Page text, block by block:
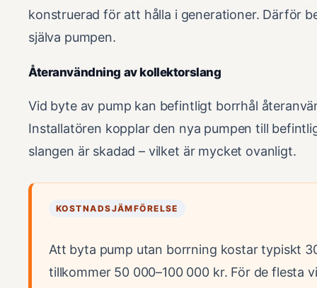
konstruerad för att hålla i generationer. Därför
själva pumpen.
Återanvändning av kollektorslang
Vid byte av pump kan befintligt borrhål
Installatören kopplar den nya pumpen till
slangen är skadad – vilket är mycket ovanligt.
KOSTNADSJÄMFÖRELSE
Att byta pump utan borrning kostar typiskt
tillkommer 50 000–100 000 kr. För de flesta